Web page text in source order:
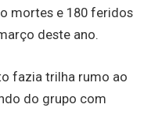
mortes e 180 feridos
deste ano.
fazia trilha rumo ao
do grupo com